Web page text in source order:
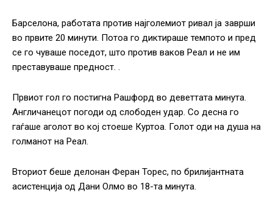
Барселона, работата против најголемиот ривал ја заврши
во првите 20 минути. Потоа го диктираше темпото и пред
се го чуваше поседот, што против ваков Реал и не им
преставуваше предност. .
Првиот гол го постигна Рашфорд во деветтата минута.
Англичанецот погоди од слободен удар. Со десна го
гаѓаше аголот во кој стоеше Куртоа. Голот оди на душа на
голманот на Реал.
Вториот беше делонан Феран Торес, по брилијантната
асистенција од Дани Олмо во 18-та минута.